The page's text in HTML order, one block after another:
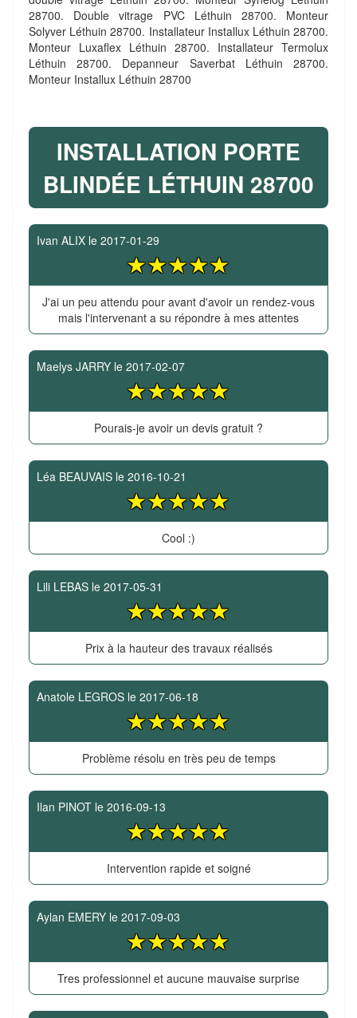
28700. Double vitrage PVC Léthuin 28700. Monteur
Solyver Léthuin 28700. Installateur Installux Léthuin 28700.
Monteur Luxaflex Léthuin 28700. Installateur Termolux
Léthuin 28700. Depanneur Saverbat Léthuin 28700.
Monteur Installux Léthuin 28700
INSTALLATION PORTE
BLINDÉE LÉTHUIN 28700
Ivan ALIX le 2017-01-29
J'ai un peu attendu pour avant d'avoir un rendez-vous
mais l'intervenant a su répondre à mes attentes
Maelys JARRY le 2017-02-07
Pourais-je avoir un devis gratuit ?
Léa BEAUVAIS le 2016-10-21
Cool :)
Lili LEBAS le 2017-05-31
Prix à la hauteur des travaux réalisés
Anatole LEGROS le 2017-06-18
Problème résolu en très peu de temps
Ilan PINOT le 2016-09-13
Intervention rapide et soigné
Aylan EMERY le 2017-09-03
Tres professionnel et aucune mauvaise surprise